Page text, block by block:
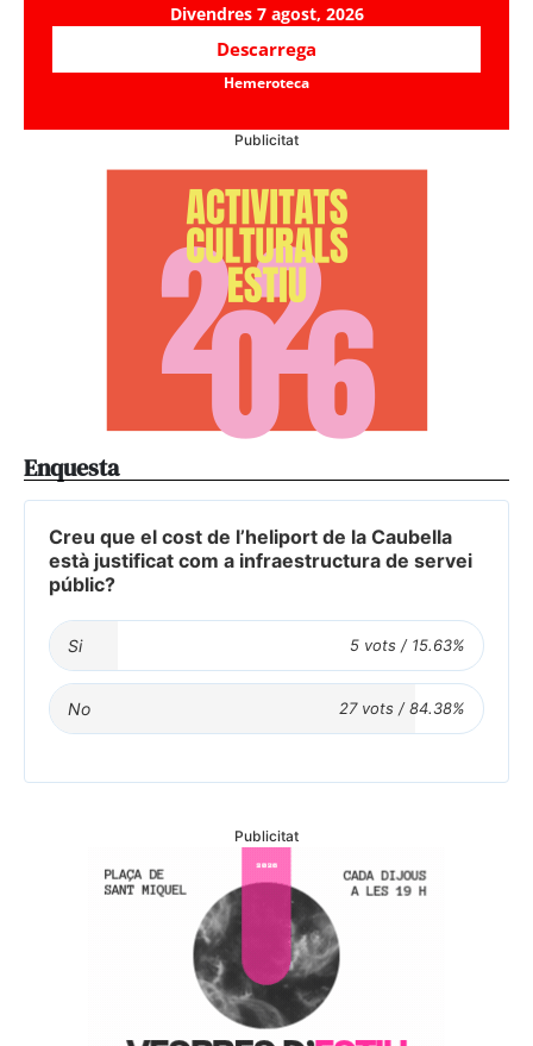
Divendres 7 agost, 2026
Descarrega
Hemeroteca
Publicitat
Enquesta
Creu que el cost de l’heliport de la Caubella
està justificat com a infraestructura de servei
públic?
Si
No
Publicitat